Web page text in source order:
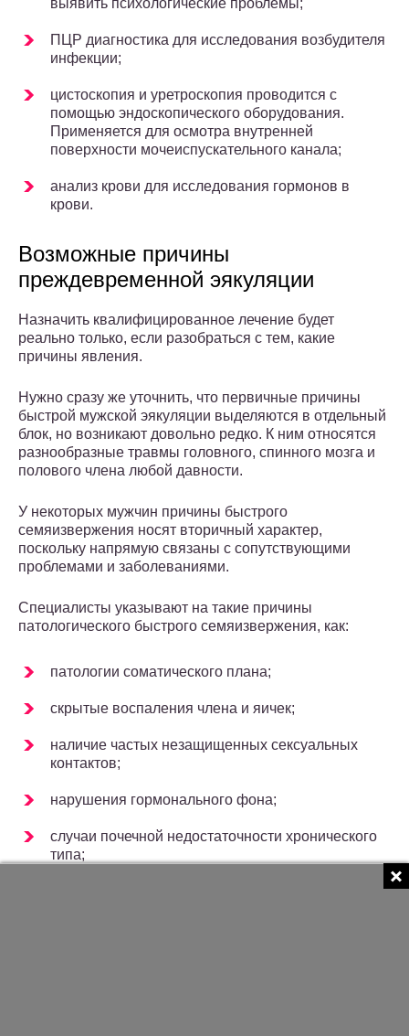
выявить психологические проблемы;
ПЦР диагностика для исследования возбудителя
инфекции;
цистоскопия и уретроскопия проводится с
помощью эндоскопического оборудования.
Применяется для осмотра внутренней
поверхности мочеиспускательного канала;
анализ крови для исследования гормонов в
крови.
Возможные причины
преждевременной эякуляции
Назначить квалифицированное лечение будет
реально только, если разобраться с тем, какие
причины явления.
Нужно сразу же уточнить, что первичные причины
быстрой мужской эякуляции выделяются в отдельный
блок, но возникают довольно редко. К ним относятся
разнообразные травмы головного, спинного мозга и
полового члена любой давности.
У некоторых мужчин причины быстрого
семяизвержения носят вторичный характер,
поскольку напрямую связаны с сопутствующими
проблемами и заболеваниями.
Специалисты указывают на такие причины
патологического быстрого семяизвержения, как:
патологии соматического плана;
скрытые воспаления члена и яичек;
наличие частых незащищенных сексуальных
контактов;
нарушения гормонального фона;
случаи почечной недостаточности хронического
типа;